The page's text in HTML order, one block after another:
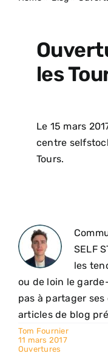
les
Le 15 mars
centre
Tours.
SELF
les
ou de loin le
pas à partager
articles de blog
Tom Fournier
11 mars 2017
Ouvertures